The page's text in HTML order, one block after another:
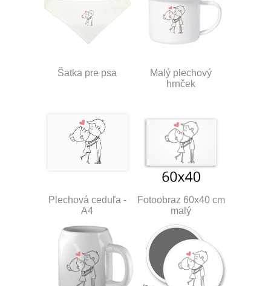
Šatka pre psa
Malý plechový
hrnček
Plechová ceduľa -
A4
Fotoobraz 60x40 cm
malý